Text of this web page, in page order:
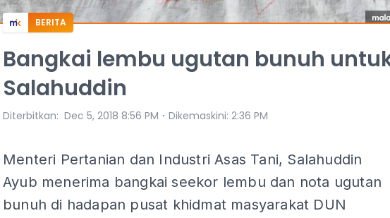
BERITA
Bangkai lembu ugutan bunuh
Salahuddin
Diterbitkan: Dec 5, 2018 8:56 PM ⋅ Dikemaskini: 2:36 PM
Menteri Pertanian dan Industri Asas Tani, Salahuddin
Ayub menerima bangkai seekor lembu dan nota ugutan
bunuh di hadapan pusat khidmat masyarakat DUN